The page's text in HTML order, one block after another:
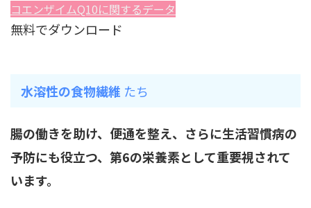
コエンザイムQ10に関するデータ
無料でダウンロード
水溶性の食物繊維 たち
腸の働きを助け、便通を整え、さらに生活習慣病の
予防にも役立つ、第6の栄養素として重要視されて
います。